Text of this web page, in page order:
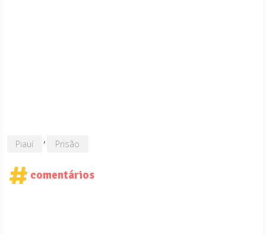
Piauí , Prisão
comentários